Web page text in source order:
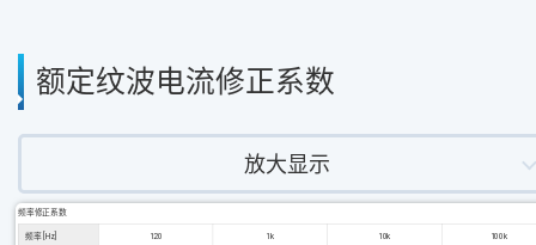
额定纹波电流修正系数
放大显示
频率修正系数
频率 [Hz] 120 1k 10k 100k